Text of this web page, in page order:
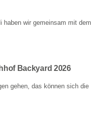
haben wir gemeinsam mit dem
Backyard 2026
gehen, das können sich die